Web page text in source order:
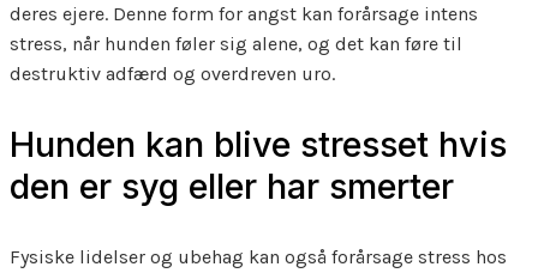
deres ejere. Denne form for angst kan forårsage intens
stress, når hunden føler sig alene, og det kan føre til
destruktiv adfærd og overdreven uro.
Hunden kan blive stresset hvis
den er syg eller har smerter
Fysiske lidelser og ubehag kan også forårsage stress hos